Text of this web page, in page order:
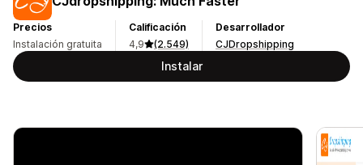
Precios
Instalación gratuita
Calificación
4,9
(2.549)
Desarrollador
CJDropshipping
Instalar